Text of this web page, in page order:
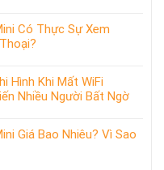
Có Thực Sự Xem
Hình Khi Mất WiFi
Nhiều Người Bất Ngờ
Giá Bao Nhiêu? Vì Sao